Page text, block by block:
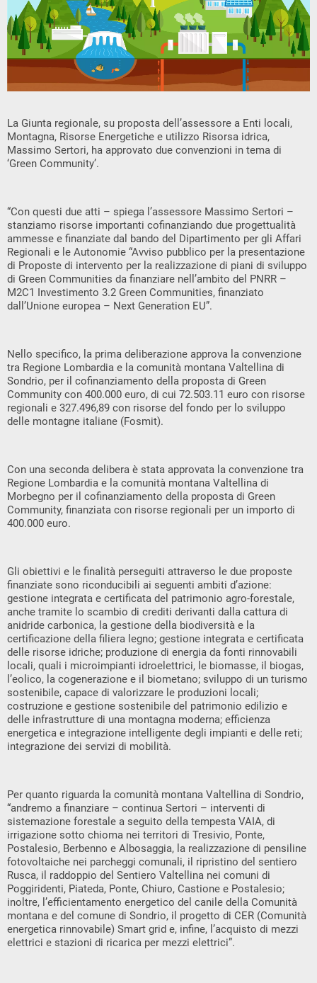
La Giunta regionale, su proposta dell’assessore a Enti locali,
Montagna, Risorse Energetiche e utilizzo Risorsa idrica,
Massimo Sertori, ha approvato due convenzioni in tema di
‘Green Community’.
“Con questi due atti – spiega l’assessore Massimo Sertori –
stanziamo risorse importanti cofinanziando due progettualità
ammesse e finanziate dal bando del Dipartimento per gli Affari
Regionali e le Autonomie “Avviso pubblico per la presentazione
di Proposte di intervento per la realizzazione di piani di sviluppo
di Green Communities da finanziare nell’ambito del PNRR –
M2C1 Investimento 3.2 Green Communities, finanziato
dall’Unione europea – Next Generation EU”.
Nello specifico, la prima deliberazione approva la convenzione
tra Regione Lombardia e la comunità montana Valtellina di
Sondrio, per il cofinanziamento della proposta di Green
Community con 400.000 euro, di cui 72.503.11 euro con risorse
regionali e 327.496,89 con risorse del fondo per lo sviluppo
delle montagne italiane (Fosmit).
Con una seconda delibera è stata approvata la convenzione tra
Regione Lombardia e la comunità montana Valtellina di
Morbegno per il cofinanziamento della proposta di Green
Community, finanziata con risorse regionali per un importo di
400.000 euro.
Gli obiettivi e le finalità perseguiti attraverso le due proposte
finanziate sono riconducibili ai seguenti ambiti d’azione:
gestione integrata e certificata del patrimonio agro-forestale,
anche tramite lo scambio di crediti derivanti dalla cattura di
anidride carbonica, la gestione della biodiversità e la
certificazione della filiera legno; gestione integrata e certificata
delle risorse idriche; produzione di energia da fonti rinnovabili
locali, quali i microimpianti idroelettrici, le biomasse, il biogas,
l’eolico, la cogenerazione e il biometano; sviluppo di un turismo
sostenibile, capace di valorizzare le produzioni locali;
costruzione e gestione sostenibile del patrimonio edilizio e
delle infrastrutture di una montagna moderna; efficienza
energetica e integrazione intelligente degli impianti e delle reti;
integrazione dei servizi di mobilità.
Per quanto riguarda la comunità montana Valtellina di Sondrio,
“andremo a finanziare – continua Sertori – interventi di
sistemazione forestale a seguito della tempesta VAIA, di
irrigazione sotto chioma nei territori di Tresivio, Ponte,
Postalesio, Berbenno e Albosaggia, la realizzazione di pensiline
fotovoltaiche nei parcheggi comunali, il ripristino del sentiero
Rusca, il raddoppio del Sentiero Valtellina nei comuni di
Poggiridenti, Piateda, Ponte, Chiuro, Castione e Postalesio;
inoltre, l’efficientamento energetico del canile della Comunità
montana e del comune di Sondrio, il progetto di CER (Comunità
energetica rinnovabile) Smart grid e, infine, l’acquisto di mezzi
elettrici e stazioni di ricarica per mezzi elettrici”.